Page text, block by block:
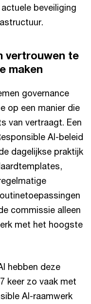
beveiliging
vertrouwen te
maken
governance
op een manier die
van vertraagt. Een
AI-beleid
dagelijkse praktijk
commissie alleen
met het hoogste
hebben deze
keer zo vaak met
AI-raamwerk